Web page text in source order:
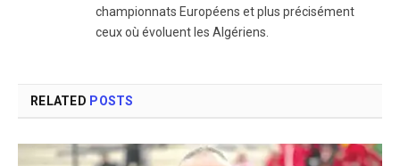
championnats Européens et plus précisément
ceux où évoluent les Algériens.
RELATED POSTS